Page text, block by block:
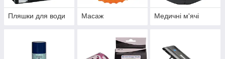
Пляшки для води Масаж Медичні м'ячі